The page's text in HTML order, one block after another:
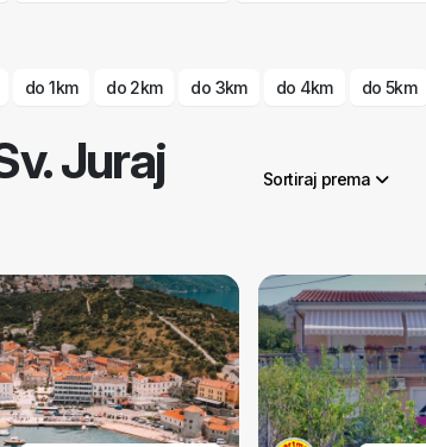
do 1km do 2km do 3km do 4km do 5km
Juraj Sortiraj prema